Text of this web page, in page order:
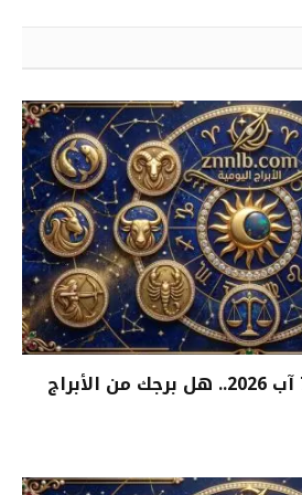
حظك اليوم الجمعة 7 آب 2026.. هل برجك من الأبراج